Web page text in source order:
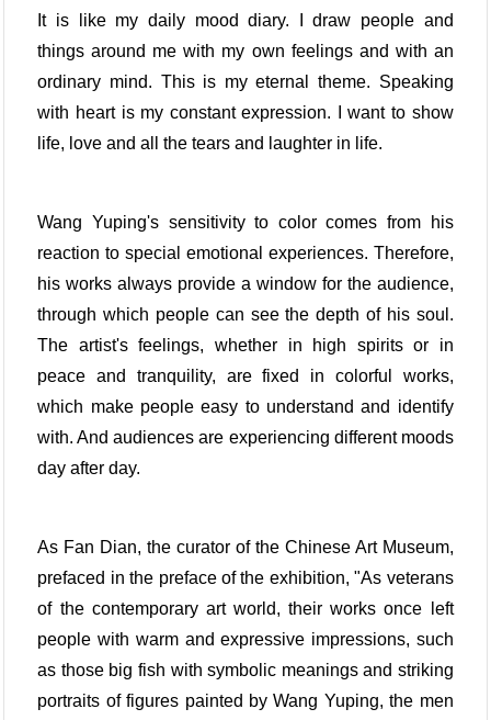
It is like my daily mood diary. I draw people and
things around me with my own feelings and with an
ordinary mind. This is my eternal theme. Speaking
with heart is my constant expression. I want to show
life, love and all the tears and laughter in life.
Wang Yuping's sensitivity to color comes from his
reaction to special emotional experiences. Therefore,
his works always provide a window for the audience,
through which people can see the depth of his soul.
The artist's feelings, whether in high spirits or in
peace and tranquility, are fixed in colorful works,
which make people easy to understand and identify
with. And audiences are experiencing different moods
day after day.
As Fan Dian, the curator of the Chinese Art Museum,
prefaced in the preface of the exhibition, "As veterans
of the contemporary art world, their works once left
people with warm and expressive impressions, such
as those big fish with symbolic meanings and striking
portraits of figures painted by Wang Yuping, the men